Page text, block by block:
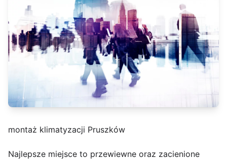
montaż klimatyzacji Pruszków
Najlepsze miejsce to przewiewne oraz zacienione